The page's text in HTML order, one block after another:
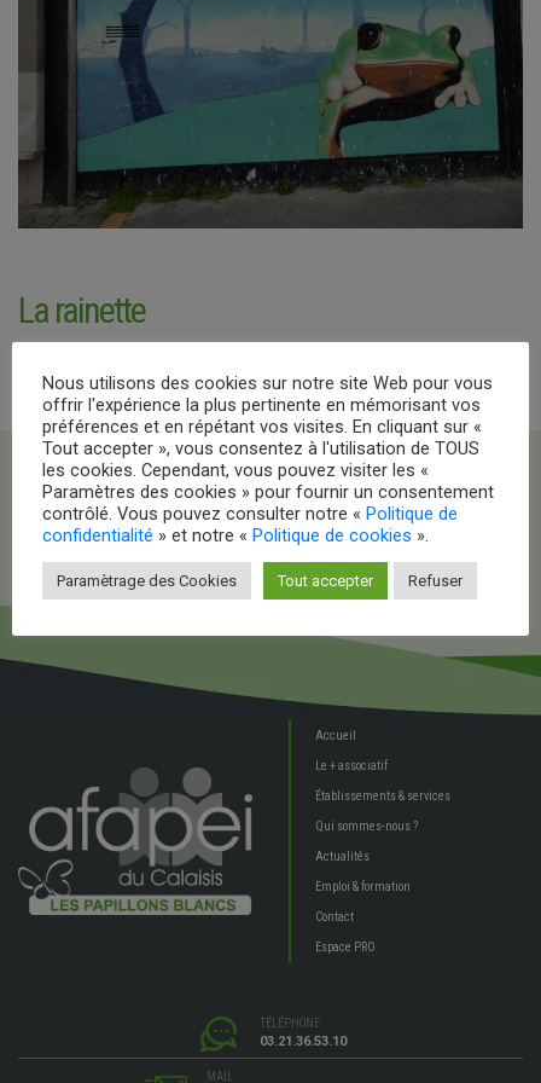
La rainette
Accueil
Le + associatif
Établissements & services
Qui sommes-nous ?
Actualités
Emploi & formation
Contact
Espace PRO
TÉLÉPHONE
03.21.36.53.10
MAIL
Nous utilisons des cookies sur notre site Web pour vous
offrir l'expérience la plus pertinente en mémorisant vos
préférences et en répétant vos visites. En cliquant sur «
Tout accepter », vous consentez à l'utilisation de TOUS
les cookies. Cependant, vous pouvez visiter les «
Paramètres des cookies » pour fournir un consentement
contrôlé. Vous pouvez consulter notre « Politique de
confidentialité » et notre « Politique de cookies ».
Paramètrage des Cookies Tout accepter Refuser